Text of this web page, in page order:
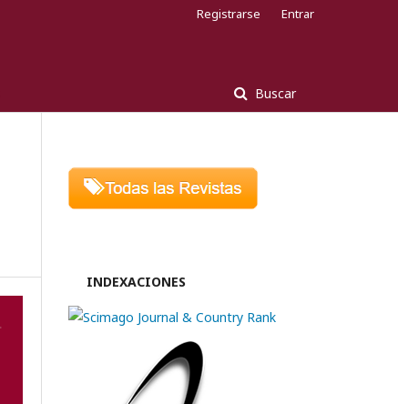
Buscar
Registrarse Entrar
INDEXACIONES